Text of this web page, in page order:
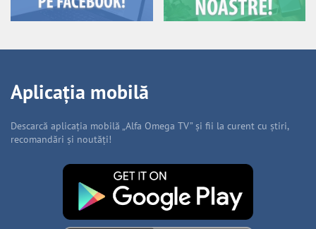
Aplicația mobilă
Descarcă aplicația mobilă „Alfa Omega TV” și fii la curent cu știri,
recomandări și noutăți!